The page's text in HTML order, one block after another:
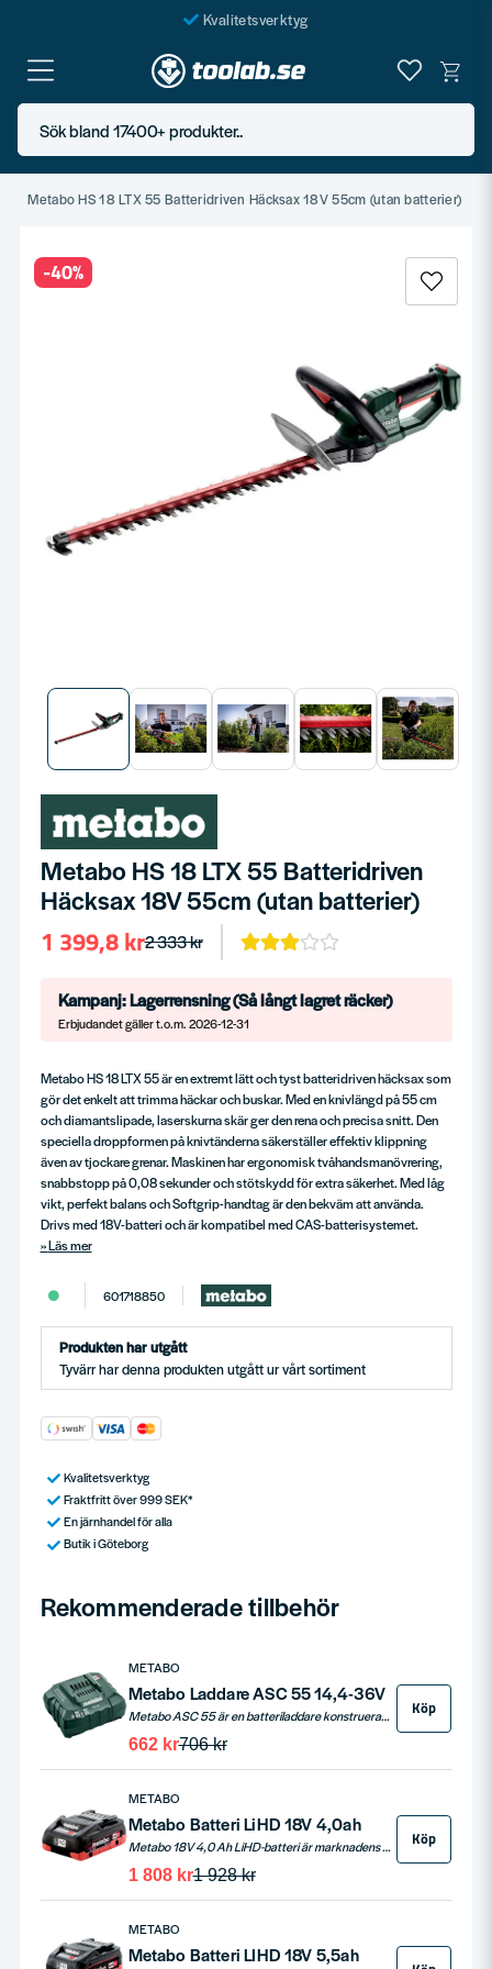
Kvalitetsverktyg
Fraktfritt över 999 SEK*
En järnhandel för alla
Butik i Göteborg
Sök bland 17400+ produkter..
Metabo HS 18 LTX 55 Batteridriven Häcksax 18V 55cm (utan batterier)
-40%
Metabo HS 18 LTX 55 Batteridriven
Häcksax 18V 55cm (utan batterier)
2 333 kr
1 399,8 kr
Kampanj: Lagerrensning (Så långt lagret räcker)
Erbjudandet gäller t.o.m. 2026-12-31
Metabo HS 18 LTX 55 är en extremt lätt och tyst batteridriven häcksax som
gör det enkelt att trimma häckar och buskar. Med en knivlängd på 55 cm
och diamantslipade, laserskurna skär ger den rena och precisa snitt. Den
speciella droppformen på knivtänderna säkerställer effektiv klippning
även av tjockare grenar. Maskinen har ergonomisk tvåhandsmanövrering,
snabbstopp på 0,08 sekunder och stötskydd för extra säkerhet. Med låg
vikt, perfekt balans och Softgrip-handtag är den bekväm att använda.
Drivs med 18V-batteri och är kompatibel med CAS-batterisystemet.
Läs mer
601718850
Produkten har utgått
Tyvärr har denna produkten utgått ur vårt sortiment
Kvalitetsverktyg
Fraktfritt över 999 SEK*
En järnhandel för alla
Butik i Göteborg
Rekommenderade tillbehör
METABO
Metabo Laddare ASC 55 14,4-36V
Metabo ASC 55 är en batteriladdare konstruerad för att ladda batterier i spänningsintervallet 14,4V till 36V. Utrustad med patenterad AIR COOLED-laddningsteknologi och en laddström på 3,0 A, är denna laddare idealisk för alla Li-Power- och LiHD-skjutbatteripaket. Med en mycket låg effektförbrukning i standby och processtyrt laddningshanteringssystem, erbjuder den en effektiv och smart lösning för alla dina laddningsbehov.
706 kr
662 kr
Köp
METABO
Metabo Batteri LiHD 18V 4,0ah
Metabo 18V 4,0 Ah LiHD-batteri är marknadens mest effektiva batteriteknologi med exceptionell prestanda, kapacitet och livslängd. Utrustad med Ultra-M-teknologi för intelligent batteristyrning, batteriindikator och patenterad AIR COOLED-laddningsteknologi för snabb och skonsam laddning. Med permanent elektronisk cellbevakning (ESCP) och processorstyrd hantering säkerställs lång livslängd och pålitlig prestanda. Fullt kompatibelt med alla 18V-maskiner och laddare från CAS-partnersystemet.
1 928 kr
1 808 kr
Köp
METABO
Metabo Batteri LIHD 18V 5,5ah